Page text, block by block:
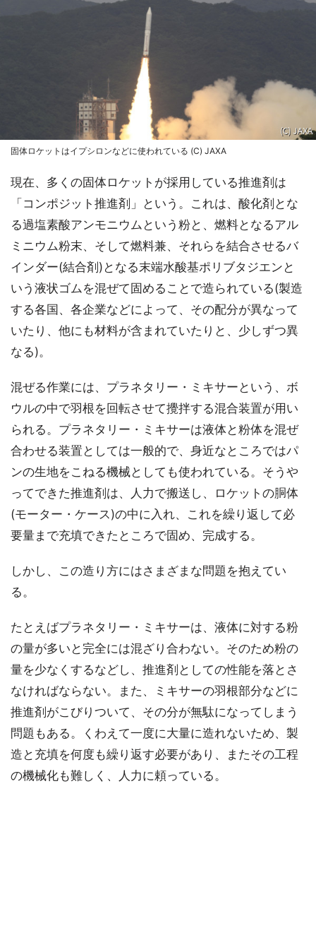
固体ロケットはイプシロンなどに使われている (C) JAXA
現在、多くの固体ロケットが採用している推進剤は
「コンポジット推進剤」という。これは、酸化剤とな
る過塩素酸アンモニウムという粉と、燃料となるアル
ミニウム粉末、そして燃料兼、それらを結合させるバ
インダー(結合剤)となる末端水酸基ポリブタジエンと
いう液状ゴムを混ぜて固めることで造られている(製造
する各国、各企業などによって、その配分が異なって
いたり、他にも材料が含まれていたりと、少しずつ異
なる)。
混ぜる作業には、プラネタリー・ミキサーという、ボ
ウルの中で羽根を回転させて攪拌する混合装置が用い
られる。プラネタリー・ミキサーは液体と粉体を混ぜ
合わせる装置としては一般的で、身近なところではパ
ンの生地をこねる機械としても使われている。そうや
ってできた推進剤は、人力で搬送し、ロケットの胴体
(モーター・ケース)の中に入れ、これを繰り返して必
要量まで充填できたところで固め、完成する。
しかし、この造り方にはさまざまな問題を抱えてい
る。
たとえばプラネタリー・ミキサーは、液体に対する粉
の量が多いと完全には混ざり合わない。そのため粉の
量を少なくするなどし、推進剤としての性能を落とさ
なければならない。また、ミキサーの羽根部分などに
推進剤がこびりついて、その分が無駄になってしまう
問題もある。くわえて一度に大量に造れないため、製
造と充填を何度も繰り返す必要があり、またその工程
の機械化も難しく、人力に頼っている。